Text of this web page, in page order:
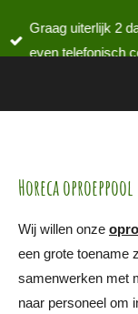
direct
Graag uiterlijk 2
even telefonisch
Horeca oproeppool
Wij willen onze
een grote toename
samenwerken met
naar personeel om